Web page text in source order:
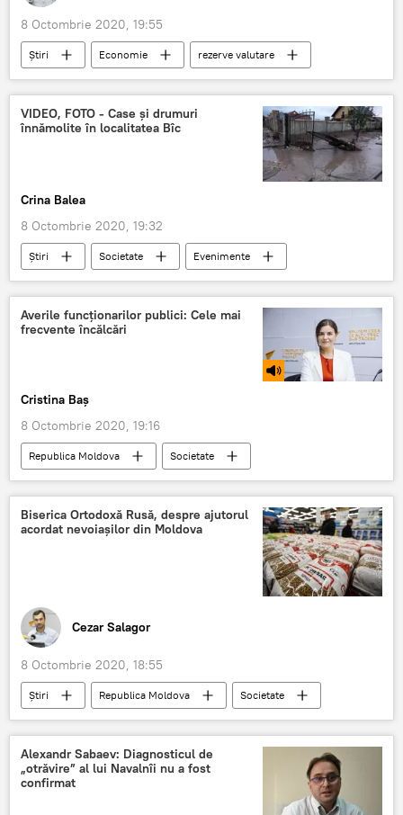
8 Octombrie 2020, 19:55
Știri Economie
rezerve valutare
BNM
VIDEO, FOTO - Case și drumuri
înnămolite în localitatea Bîc
Crina Balea
8 Octombrie 2020, 19:32
Știri Societate
Evenimente
lac
inundații
Averile funcționarilor publici: Cele mai
frecvente încălcări
Cristina Baș
8 Octombrie 2020, 19:16
Republica Moldova
Societate
Podcasturi
Podcasturi
avere
funcționari publici
declarație
Biserica Ortodoxă Rusă, despre ajutorul
acordat nevoiașilor din Moldova
Cezar Salagor
8 Octombrie 2020, 18:55
Știri Republica Moldova
Societate
Religie
COVID-19
BORu
ajutor
Viața în Moldova
Alexandr Sabaev: Diagnosticul de
„otrăvire” al lui Navalnîi nu a fost
confirmat